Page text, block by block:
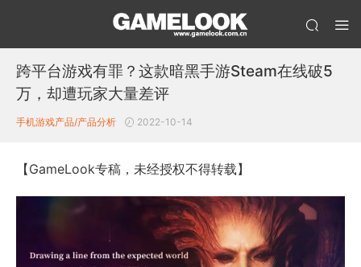
跨平台游戏有罪？这款暗黑手游Steam在线破5
万，却遭玩家大量差评
手机游戏产品/产品分析 2022-10-14
【GameLook专稿，未经授权不得转载】